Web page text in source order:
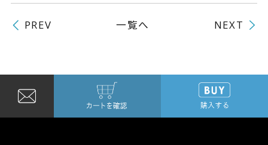
PREV 一覧へ NEXT